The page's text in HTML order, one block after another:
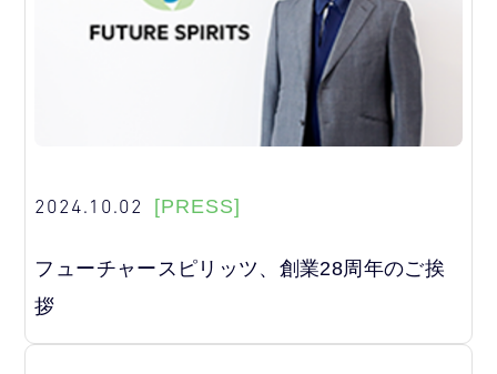
2024.10.02 [PRESS]
フューチャースピリッツ、創業28周年のご挨
拶